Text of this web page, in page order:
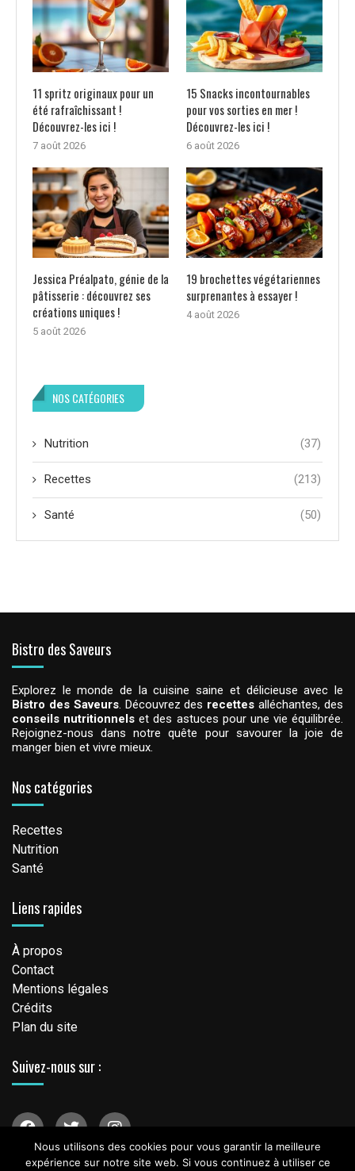
11 spritz originaux pour un
été rafraîchissant !
Découvrez-les ici !
7 août 2026
15 Snacks incontournables
pour vos sorties en mer !
Découvrez-les ici !
6 août 2026
Jessica Préalpato, génie de la
pâtisserie : découvrez ses
créations uniques !
5 août 2026
19 brochettes végétariennes
surprenantes à essayer !
4 août 2026
NOS CATÉGORIES
Nutrition (37)
Recettes (213)
Santé (50)
Bistro des Saveurs
Explorez le monde de la cuisine saine et délicieuse avec le
Bistro des Saveurs. Découvrez des recettes alléchantes, des
conseils nutritionnels et des astuces pour une vie équilibrée.
Rejoignez-nous dans notre quête pour savourer la joie de
manger bien et vivre mieux.
Nos catégories
Recettes
Nutrition
Santé
Liens rapides
À propos
Contact
Mentions légales
Crédits
Plan du site
Suivez-nous sur :
Nous utilisons des cookies pour vous garantir la meilleure
expérience sur notre site web. Si vous continuez à utiliser ce